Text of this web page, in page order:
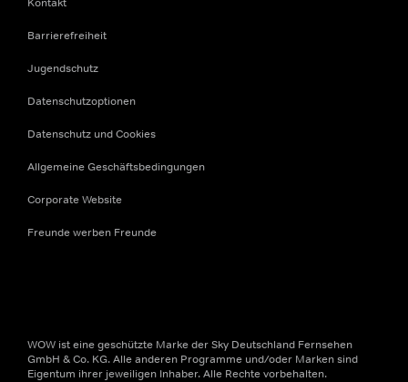
Barrierefreiheit
Jugendschutz
Datenschutzoptionen
Datenschutz und Cookies
Allgemeine Geschäftsbedingungen
Corporate Website
Freunde werben Freunde
WOW ist eine geschützte Marke der Sky Deutschland Fernsehen
GmbH & Co. KG. Alle anderen Programme und/oder Marken sind
Eigentum ihrer jeweiligen Inhaber. Alle Rechte vorbehalten.